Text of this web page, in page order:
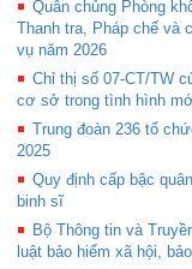
Quân chủng Phòng
Thanh tra, Pháp chế và
vụ năm 2026
Chỉ thị số 07-CT/TW
cơ sở trong tình hình
Trung đoàn 236 tổ
2025
Quy định cấp bậc
binh sĩ
Bộ Thông tin và
luật bảo hiểm xã hội,